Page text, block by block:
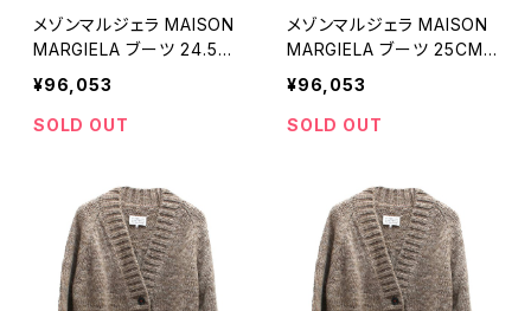
メゾンマルジェラ MAISON
MARGIELA ブーツ 24.5C
MS58WU0273PR058T8
013-375 レディース タビ
足袋 Tabi BLACK ブラック
¥96,053
SOLD OUT
メゾンマルジェラ MAISON
MARGIELA ブーツ 25CMS
58WU0273PR058T8013
-380 レディース タビ 足袋
Tabi BLACK ブラック
¥96,053
SOLD OUT